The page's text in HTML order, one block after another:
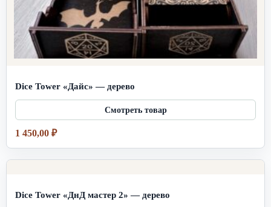
Dice Tower «Дайс» — дерево
1 450,00 ₽
Dice Tower «ДнД мастер 2» — дерево